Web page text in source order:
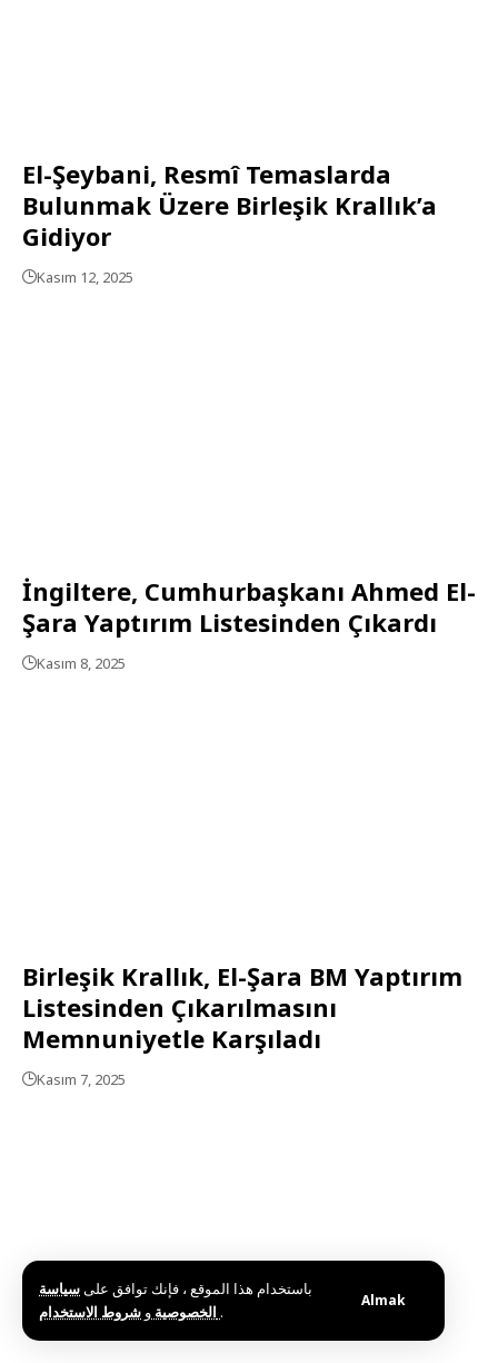
باستخدام هذا الموقع ، فإنك توافق علىسياسة
الخصوصية و .
Almak
El-Şeybani, Resmî Temaslarda
Bulunmak Üzere Birleşik Krallık’a
Gidiyor
Kasım 12, 2025
İngiltere, Cumhurbaşkanı Ahmed El-
Şara Yaptırım Listesinden Çıkardı
Kasım 8, 2025
Birleşik Krallık, El-Şara BM Yaptırım
Listesinden Çıkarılmasını
Memnuniyetle Karşıladı
Kasım 7, 2025